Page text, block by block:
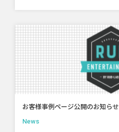
お客様事例ページ公開のお知らせ
News